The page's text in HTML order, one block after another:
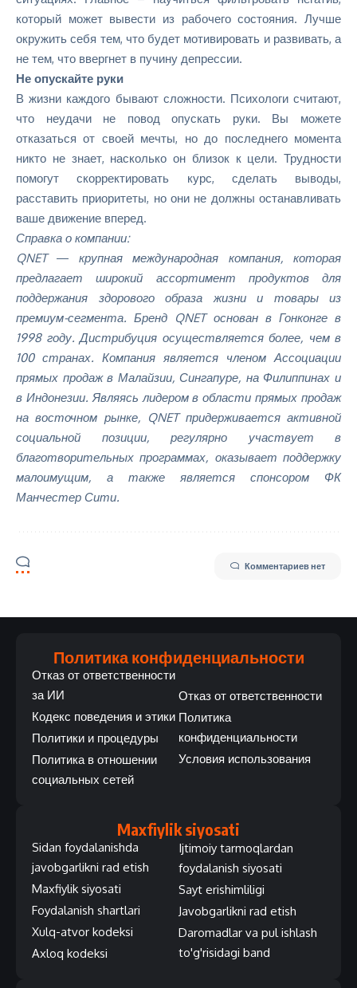
который может вывести из рабочего состояния. Лучше
окружить себя тем, что будет мотивировать и развивать, а
не тем, что ввергнет в пучину депрессии.
Не опускайте руки
В жизни каждого бывают сложности. Психологи считают,
что неудачи не повод опускать руки. Вы можете
отказаться от своей мечты, но до последнего момента
никто не знает, насколько он близок к цели. Трудности
помогут скорректировать курс, сделать выводы,
расставить приоритеты, но они не должны останавливать
ваше движение вперед.
Справка о компании:
QNET ― крупная международная компания, которая
предлагает широкий ассортимент продуктов для
поддержания здорового образа жизни и товары из
премиум-сегмента. Бренд QNET основан в Гонконге в
1998 году. Дистрибуция осуществляется более, чем в
100 странах. Компания является членом Ассоциации
прямых продаж в Малайзии, Сингапуре, на Филиппинах и
в Индонезии. Являясь лидером в области прямых продаж
на восточном рынке, QNET придерживается активной
социальной позиции, регулярно участвует в
благотворительных программах, оказывает поддержку
малоимущим, а также является спонсором ФК
Манчестер Сити.
Комментариев нет
Политика конфиденциальности
Отказ от ответственности
за ИИ
Кодекс поведения и этики
Политики и процедуры
Политика в отношении
социальных сетей
Отказ от ответственности
Политика
конфиденциальности
Условия использования
Maxfiylik siyosati
Sidan foydalanishda
javobgarlikni rad etish
Maxfiylik siyosati
Foydalanish shartlari
Xulq-atvor kodeksi
Axloq kodeksi
Ijtimoiy tarmoqlardan
foydalanish siyosati
Sayt erishimliligi
Javobgarlikni rad etish
Daromadlar va pul ishlash
to'g'risidagi band